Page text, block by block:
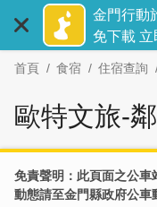
主
金門行動
免下載
首頁 食宿 住宿查詢
歐特文旅-
免責聲明：此頁面之公
動態請至金門縣政府公車